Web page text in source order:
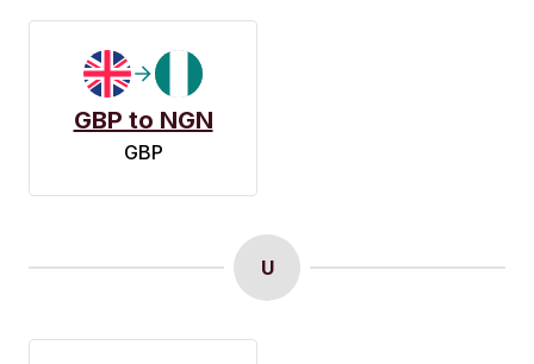
GBP to NGN
GBP
U